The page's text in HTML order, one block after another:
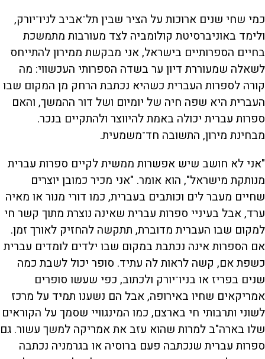
כמי שחי שנים ארוכות על הציר שבין תל־אביב לניו־יורק,
ולימד באוניברסיטת קולומביה לצד מעורבות מתמשכת
בחיים הספרותיים בישראל, אני מבקשת ממירון להתייחס
לשאלה שמעוררת דיון ער בשדה הספרותי העכשווי: מה
קורה לספרות העברית כשהיא נכתבת הרחק מן המקום שבו
העברית היא שפה חיה של יומיום ושל דור ההמשך, והאם
ספרות עברית יכולה באמת להיווצר ולהתקיים בנכר.
מבחינת מירון, התשובה חד־משמעית.
"אני לא חושב שיש אפשרות ממשית לקיים ספרות עברית
מנותקת מישראל", הוא אומר. "אני מכיר כמובן יוצרים
שחיים מעבר לים וכותבים בעברית, כמו דורי מנור או מאיה
ערד, אבל בעיניי ספרות עברית שאינה נוצרת מתוך קשר חי
למקום שבו העברית מדוברת, תתקשה להחזיק לאורך זמן.
אם הספרות אינה נכתבת במקום שבו ילדים לומדים עברית
כשפת אם, קשה לראות לה עתיד. סופר יכול לשבת כמה
שנים בפריז או בניו־יורק ולכתוב, כפי שעשו סופרים
אמריקאים שחיו באירופה, אבל הם נשענו תמיד על מרכז
לשוני ותרבותי חי בארצם, כמו המינגוויי שסמך על הקוראים
שלו בארה"ב למרות שהוא עזב את אמריקה למשך עשור. גם
ספרות עברית שנכתבה פעם ברוסיה או בגרמניה נכתבה